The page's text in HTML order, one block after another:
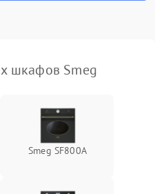
шкафов Smeg
Smeg SF800A